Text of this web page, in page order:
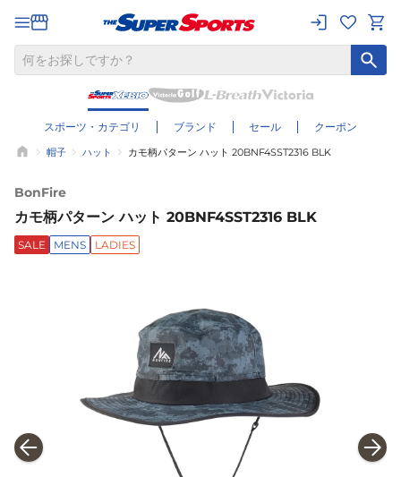
スポーツ・カテゴリ ブランド セール クーポン
帽子 ハット カモ柄パターン ハット 20BNF4SST2316 BLK
BonFire
カモ柄パターン ハット 20BNF4SST2316 BLK
SALE MENS LADIES